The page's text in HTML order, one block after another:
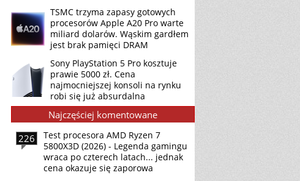
TSMC trzyma zapasy gotowych
procesorów Apple A20 Pro warte
miliard dolarów. Wąskim gardłem
jest brak pamięci DRAM
Sony PlayStation 5 Pro kosztuje
prawie 5000 zł. Cena
najmocniejszej konsoli na rynku
robi się już absurdalna
Najczęściej komentowane
226
Test procesora AMD Ryzen 7
5800X3D (2026) - Legenda gamingu
wraca po czterech latach... jednak
cena okazuje się zaporowa